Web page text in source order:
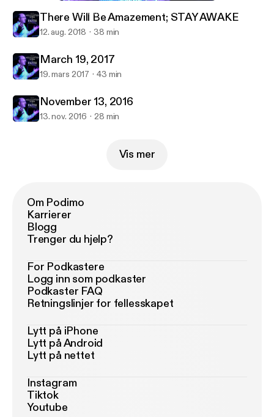
New Covenant Presbyterian Church
There Will Be Amazement; STAY AWAKE
12. aug. 2018 38 min
March 19, 2017
19. mars 2017 43 min
November 13, 2016
13. nov. 2016 28 min
Vis mer
Om Podimo
Karrierer
Blogg
Trenger du hjelp?
For Podkastere
Logg inn som podkaster
Podkaster FAQ
Retningslinjer for fellesskapet
Lytt på iPhone
Lytt på Android
Lytt på nettet
Instagram
Tiktok
Youtube